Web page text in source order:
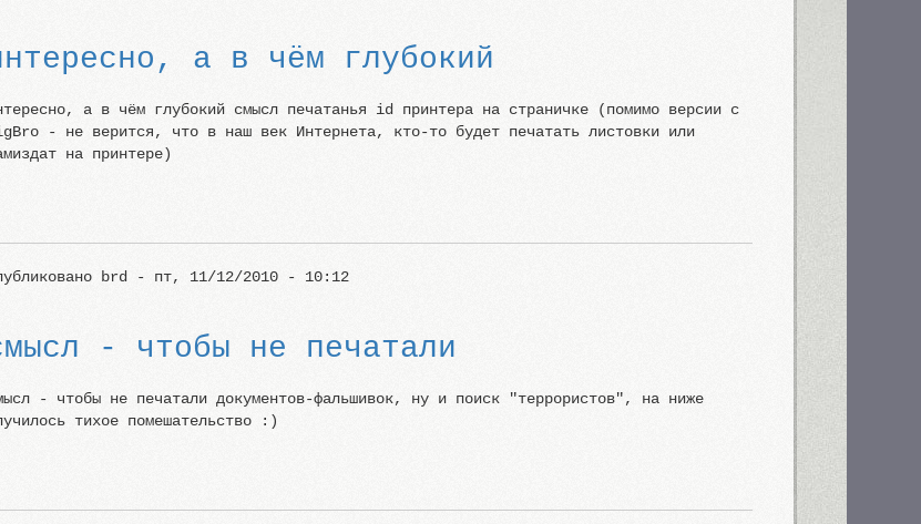
а в чём глубокий
а в чём глубокий смысл печатанья id принтера на страничке (помимо версии с
- не верится, что в наш век Интернета, кто-то будет печатать листовки или
на принтере)
brd - пт, 11/12/2010 - 10:12
- чтобы не печатали
- чтобы не печатали документов-фальшивок, ну и поиск "террористов", на ниже
тихое помешательство :)